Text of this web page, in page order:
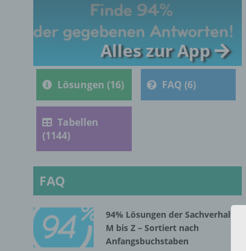
Alles zur App
Lösungen (16) FAQ (6)
Tabellen
(1144)
FAQ
94% Lösungen der Sachverhalte
M bis Z – Sortiert nach
Anfangsbuchstaben